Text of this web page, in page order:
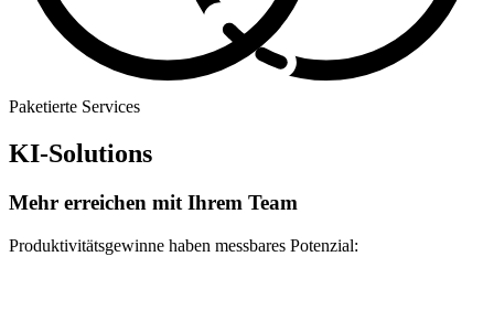
Paketierte Services
KI-Solutions
Mehr erreichen mit Ihrem Team
Produktivitätsgewinne haben messbares Potenzial: